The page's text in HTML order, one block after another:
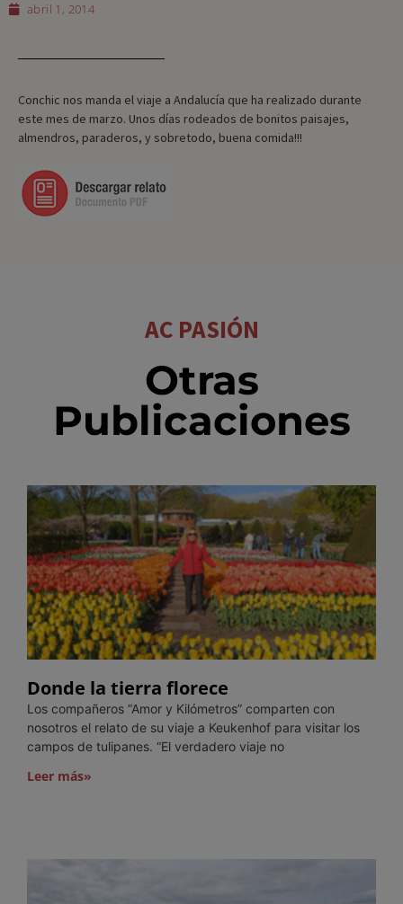
abril 1, 2014
Conchic nos manda el viaje a Andalucía que ha realizado durante
este mes de marzo. Unos días rodeados de bonitos paisajes,
almendros, paraderos, y sobretodo, buena comida!!!
AC PASIÓN
Otras
Publicaciones
Donde la tierra florece
Los compañeros “Amor y Kilómetros” comparten con
nosotros el relato de su viaje a Keukenhof para visitar los
campos de tulipanes. “El verdadero viaje no
Leer más»